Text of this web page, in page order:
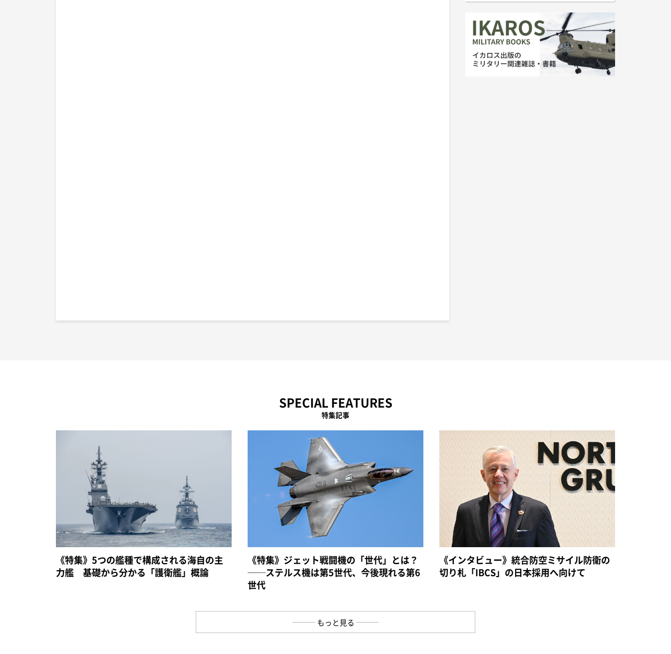
SPECIAL FEATURES
特集記事
《特集》5つの艦種で構成される海自の主
力艦 基礎から分かる「護衛艦」概論
《特集》ジェット戦闘機の「世代」とは？
──ステルス機は第5世代、今後現れる第6
世代
《インタビュー》統合防空ミサイル防衛の
切り札「IBCS」の日本採用へ向けて
もっと見る